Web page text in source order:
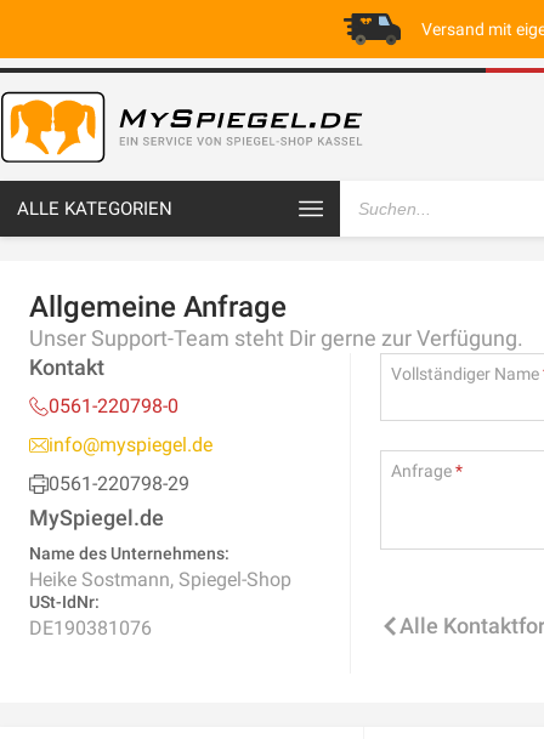
Versand mit
ALLE KATEGORIEN
Allgemeine Anfrage
Unser Support-Team steht Dir gerne zur Verfügung.
Kontakt
0561-220798-0
info@myspiegel.de
0561-220798-29
MySpiegel.de
Name des Unternehmens:
Heike Sostmann, Spiegel-Shop
USt-IdNr:
DE190381076
Vollständiger Name
Anfrage
Alle